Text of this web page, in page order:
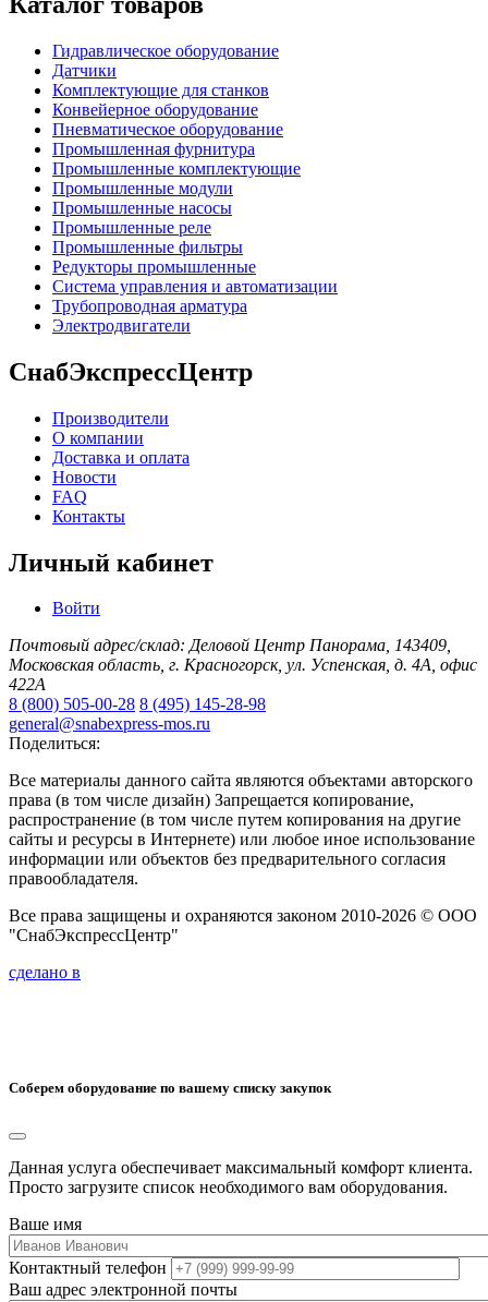
Гидравлическое оборудование
Датчики
Комплектующие для станков
Конвейерное оборудование
Пневматическое оборудование
Промышленная фурнитура
Промышленные комплектующие
Промышленные модули
Промышленные насосы
Промышленные реле
Промышленные фильтры
Редукторы промышленные
Система управления и автоматизации
Трубопроводная арматура
Электродвигатели
СнабЭкспрессЦентр
Производители
О компании
Доставка и оплата
Новости
FAQ
Контакты
Личный кабинет
Войти
Почтовый адрес/склад: Деловой Центр Панорама, 143409,
Московская область, г. Красногорск, ул. Успенская, д. 4А, офис
422А
8 (800) 505-00-28 8 (495) 145-28-98
general@snabexpress-mos.ru
Поделиться:
Все материалы данного сайта являются объектами авторского
права (в том числе дизайн) Запрещается копирование,
распространение (в том числе путем копирования на другие
сайты и ресурсы в Интернете) или любое иное использование
информации или объектов без предварительного согласия
правообладателя.
Все права защищены и охраняются законом 2010-2026 © ООО
"СнабЭкспрессЦентр"
сделано в
Соберем оборудование по вашему списку закупок
Данная услуга обеспечивает максимальный комфорт клиента.
Просто загрузите список необходимого вам оборудования.
Ваше имя
Контактный телефон
Ваш адрес электронной почты